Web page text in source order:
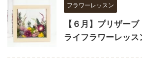
フラワーレッスン
【６月】プリザー
ライフラワーレッス